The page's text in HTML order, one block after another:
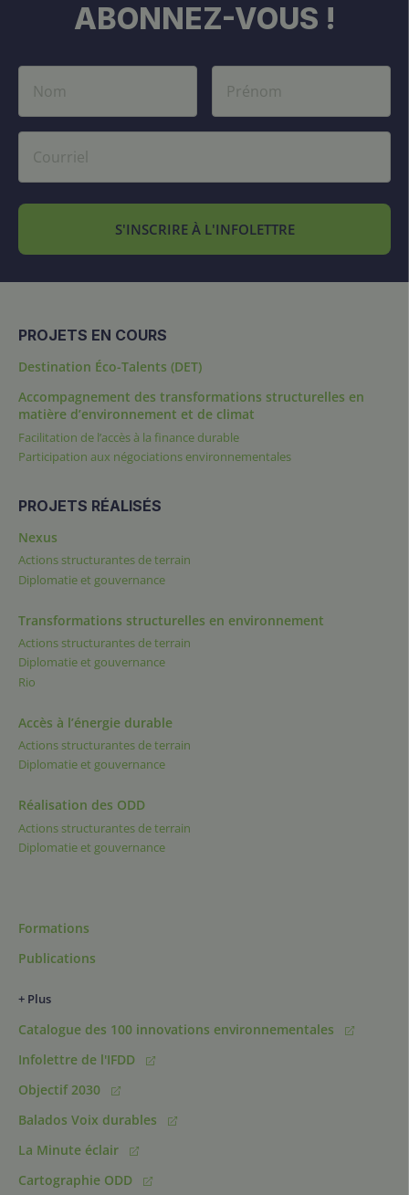
ABONNEZ-VOUS !
S'INSCRIRE À L'INFOLETTRE
PROJETS EN COURS
Destination Éco-Talents (DET)
Accompagnement des transformations structurelles en
matière d’environnement et de climat
Facilitation de l’accès à la finance durable
Participation aux négociations environnementales
PROJETS RÉALISÉS
Nexus
Actions structurantes de terrain
Diplomatie et gouvernance
Transformations structurelles en environnement
Actions structurantes de terrain
Diplomatie et gouvernance
Rio
Accès à l’énergie durable
Actions structurantes de terrain
Diplomatie et gouvernance
Réalisation des ODD
Actions structurantes de terrain
Diplomatie et gouvernance
Formations
Publications
+ Plus
Catalogue des 100 innovations environnementales
Infolettre de l'IFDD
Objectif 2030
Balados Voix durables
La Minute éclair
Cartographie ODD